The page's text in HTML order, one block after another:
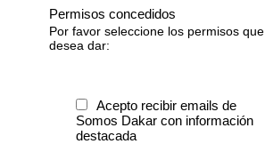
Permisos concedidos
Por favor seleccione los permisos que
desea dar:
Acepto recibir emails de
Somos Dakar con información
destacada